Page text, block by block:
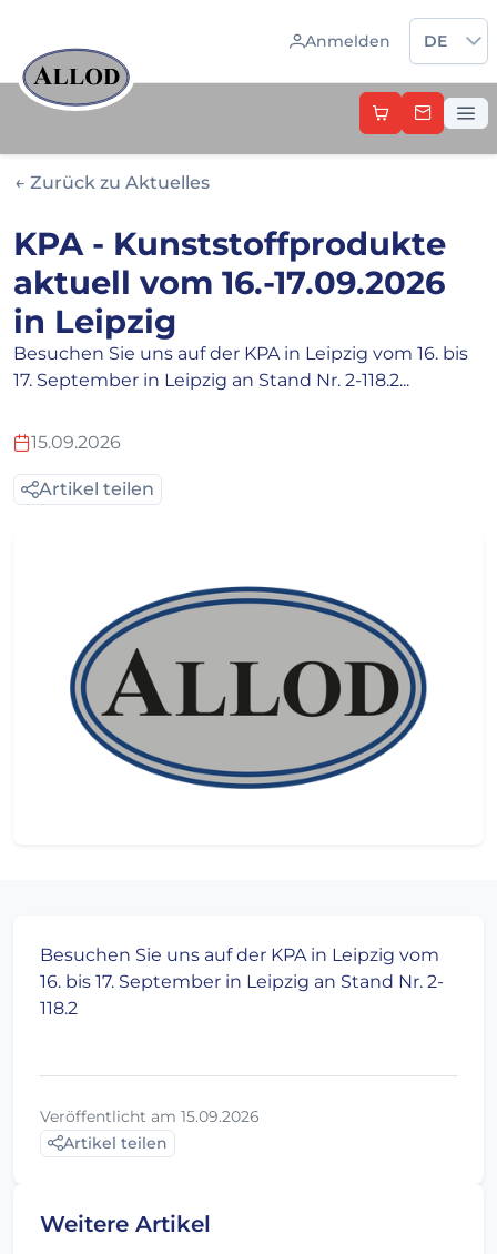
Anmelden
Sprache
DE
← Zurück zu Aktuelles
KPA - Kunststoffprodukte
aktuell vom 16.-17.09.2026
in Leipzig
Besuchen Sie uns auf der KPA in Leipzig vom 16. bis
17. September in Leipzig an Stand Nr. 2-118.2...
15.09.2026
Artikel teilen
Besuchen Sie uns auf der KPA in Leipzig vom
16. bis 17. September in Leipzig an Stand Nr. 2-
118.2
Veröffentlicht am 15.09.2026
Artikel teilen
Weitere Artikel